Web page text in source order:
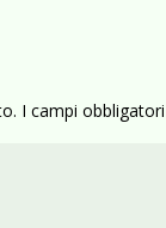
I campi